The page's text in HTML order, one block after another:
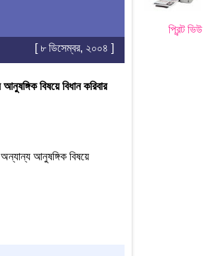
প্রিন্ট ভিউ
[ ৮ ডিসেম্বর, ২০০৪ ]
বিষয়ে বিধান করিবার
আনুষঙ্গিক বিষয়ে